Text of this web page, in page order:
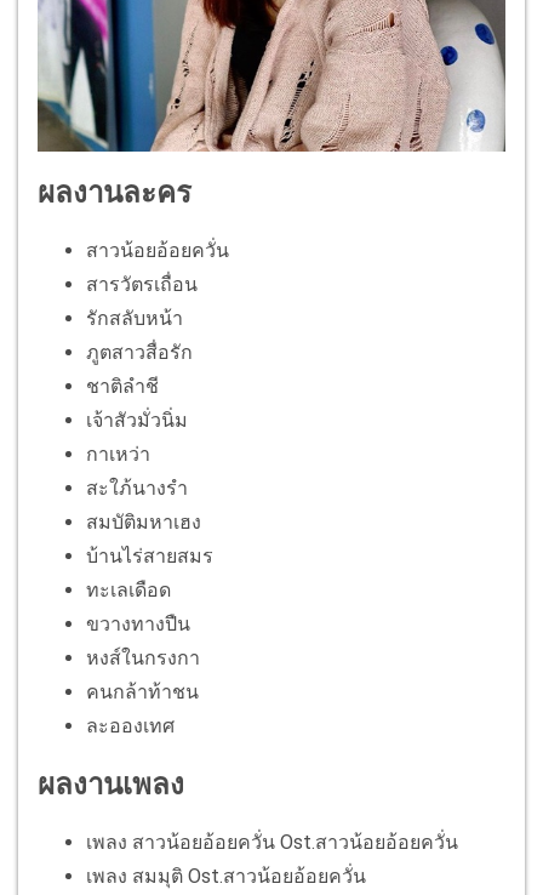
ผลงานละคร
สาวน้อยอ้อยควั่น
สารวัตรเถื่อน
รักสลับหน้า
ภูตสาวสื่อรัก
ชาติลำชี
เจ้าสัวมั่วนิ่ม
กาเหว่า
สะใภ้นางรำ
สมบัติมหาเฮง
บ้านไร่สายสมร
ทะเลเดือด
ขวางทางปืน
หงส์ในกรงกา
คนกล้าท้าชน
ละอองเทศ
ผลงานเพลง
เพลง สาวน้อยอ้อยควั่น Ost.สาวน้อยอ้อยควั่น
เพลง สมมุติ Ost.สาวน้อยอ้อยควั่น